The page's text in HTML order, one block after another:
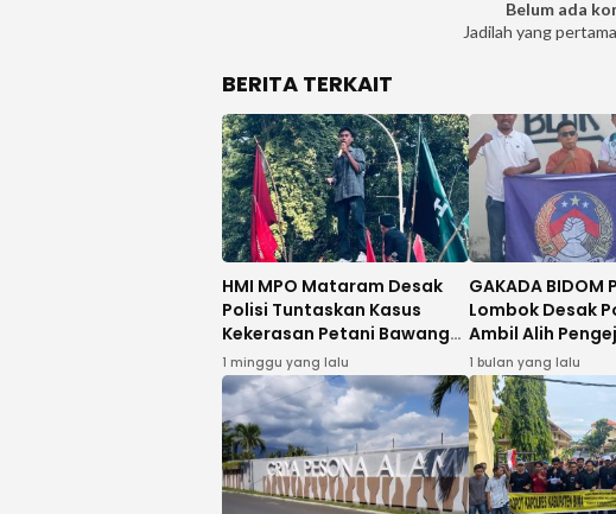
Belum ada
Jadilah yang
BERITA TERKAIT
HMI MPO Mataram Desak
Polisi Tuntaskan Kasus
Kekerasan Petani Bawang
Bima
1 minggu yang lalu
GAKADA BIDOM
Lombok Desak
Ambil Alih
Kasus Dugaan
535 Gram Sabu
1 bulan yang lalu